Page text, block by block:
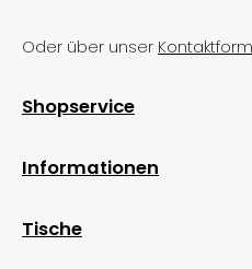
Oder über unser
Shopservice
Informationen
Tische